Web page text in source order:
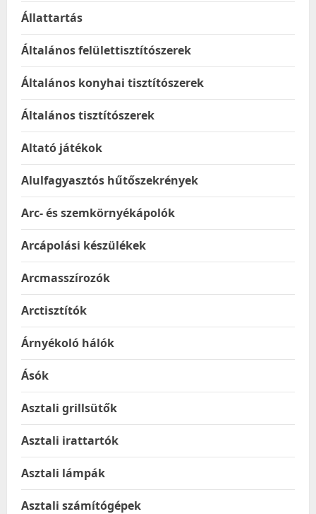
Állattartás
Általános felülettisztítószerek
Általános konyhai tisztítószerek
Általános tisztítószerek
Altató játékok
Alulfagyasztós hűtőszekrények
Arc- és szemkörnyékápolók
Arcápolási készülékek
Arcmasszírozók
Arctisztítók
Árnyékoló hálók
Ásók
Asztali grillsütők
Asztali irattartók
Asztali lámpák
Asztali számítógépek